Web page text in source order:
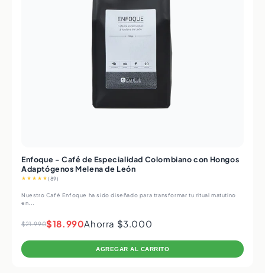
Enfoque - Café de Especialidad Colombiano con Hongos
Adaptógenos Melena de León
★★★★★(89)
Nuestro Café Enfoque ha sido diseñado para transformar tu ritual matutino
en...
$21.990$18.990Ahorra $3.000
AGREGAR AL CARRITO